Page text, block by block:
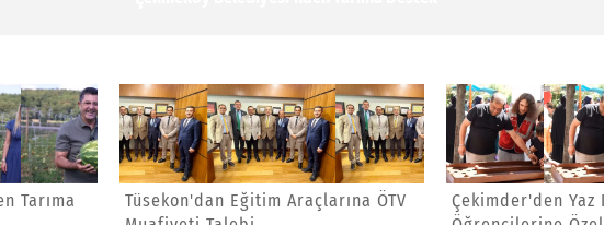
Tüsekon'dan Eğitim Araçlarına ÖTV
Çekimder'den Yaz Kur'an